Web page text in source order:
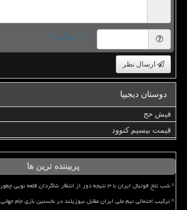
= ۲ بعلاوه ۳
ارسال نظر
دوستان دیجیپا
فیش حج
قیمت بیسیم کنوود
پربیننده ترین ها
شب تلخ فوتبال ایران با ۳ نتیجه دور از انتظار شاگردان قلعه نویی چطور از صعود بازماندند؟
ترکیب احتمالی تیم ملی ایران مقابل نیوزیلند در نخستین بازی جام جهانی